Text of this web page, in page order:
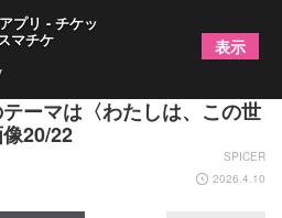
ー2026年度ラインアップ発
ーマは〈わたしは、この世
20/22
SPICER
2026.4.10
プリ - チケッ
マチケ 表示